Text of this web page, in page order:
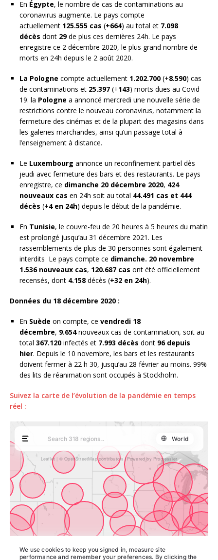
En Égypte, le nombre de cas de contaminations au
coronavirus augmente. Le pays compte
actuellement 125.555 cas (+664) au total et 7.098
décès dont 29de plus ces dernières 24h. Le pays
enregistre ce 2 décembre 2020, le plus grand nombre de
morts en 24h depuis le 2 août 2020.
La Pologne compte actuellement 1.202.700 (+8.590) cas
de contaminations et 25.397 (+143) morts dues au Covid-
19. la Pologne a annoncé mercredi une nouvelle série de
restrictions contre le nouveau coronavirus, notamment la
fermeture des cinémas et de la plupart des magasins dans
les galeries marchandes, ainsi qu’un passage total à
l’enseignement à distance.
Le Luxembourg annonce un reconfinement partiel dès
jeudi avec fermeture des bars et des restaurants. Le pays
enregistre, ce dimanche 20 décembre 2020, 424
nouveaux cas en 24h soit au total 44.491 cas et 444
décès (+4 en 24h) depuis le début de la pandémie.
En Tunisie, le couvre-feu de 20 heures à 5 heures du matin
est prolongé jusqu’au 31 décembre 2021. Les
rassemblements de plus de 30 personnes sont également
interdits Le pays compte ce dimanche. 20 novembre
1.536nouveaux cas, 120.687 cas ont été officiellement
recensés, dont 4.158 décès (+32 en 24h).
Données du 18 décembre 2020 :
En Suède on compte, ce vendredi 18
décembre, 9.654nouveaux cas de contamination, soit au
total 367.120 infectés et 7.993 décès dont 96 depuis
hier. Depuis le 10 novembre, les bars et les restaurants
doivent fermer à 22 h 30, jusqu’au 28 février au moins. 99%
des lits de réanimation sont occupés à Stockholm.
Suivez la carte de l’évolution de la pandémie en temps
réel :